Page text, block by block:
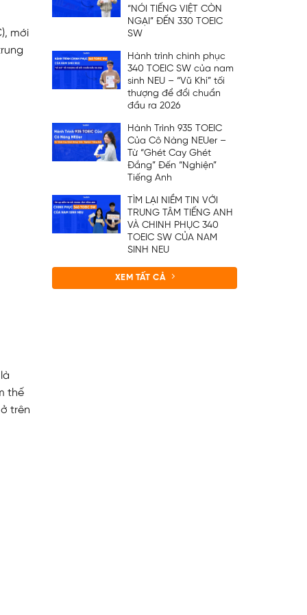
mới
thế
trên
“NÓI TIẾNG VIỆT CÒN
NGẠI” ĐẾN 330 TOEIC
SW
Hành trình chinh phục
340 TOEIC SW của nam
sinh NEU – “Vũ Khí” tối
thượng để đổi chuẩn
đầu ra 2026
Hành Trình 935 TOEIC
Của Cô Nàng NEUer –
Từ “Ghét Cay Ghét
Đắng” Đến “Nghiện”
Tiếng Anh
TÌM LẠI NIỀM TIN VỚI
TRUNG TÂM TIẾNG ANH
VÀ CHINH PHỤC 340
TOEIC SW CỦA NAM
SINH NEU
XEM TẤT CẢ